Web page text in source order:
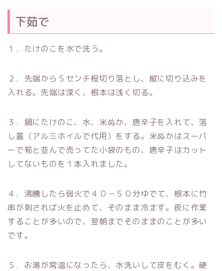
下茹で
１．たけのこを水で洗う。
２．先端から５センチ程切り落とし、縦に切り込みを
入れる。先端は深く、根本は浅く切る。
３．鍋にたけのこ、水、米ぬか、唐辛子を入れて、落
し蓋（アルミホイルで代用）をする。米ぬかはスーパ
ーで筍と並んで売ってた小袋のもの、唐辛子はカット
してないものを１本入れました。
４．沸騰したら弱火で４０－５０分ゆでて、根本に竹
串が刺されば火を止めて、そのまま冷ます。夜に作業
することが多いので、翌朝までそのままのことが多い
です。
５．お湯が常温になったら、水洗いして皮をむく。硬